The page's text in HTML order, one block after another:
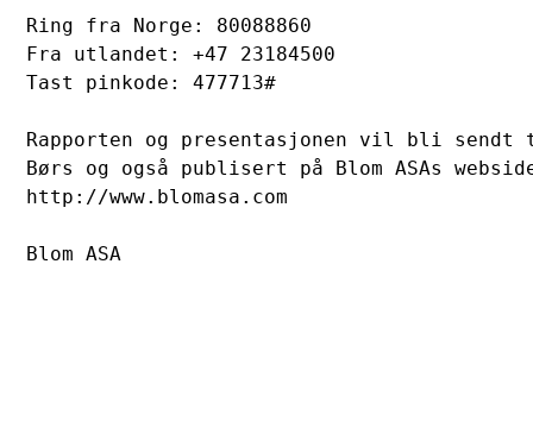
Ring fra Norge: 80088860
Fra utlandet: +47 23184500
Tast pinkode: 477713#
Rapporten og presentasjonen vil bli
Børs og også publisert på Blom ASAs
http://www.blomasa.com
Blom ASA